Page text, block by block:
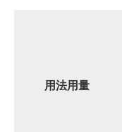
用法用量